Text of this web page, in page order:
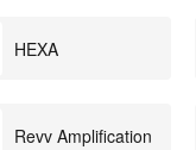
HEXA
Revv Amplification